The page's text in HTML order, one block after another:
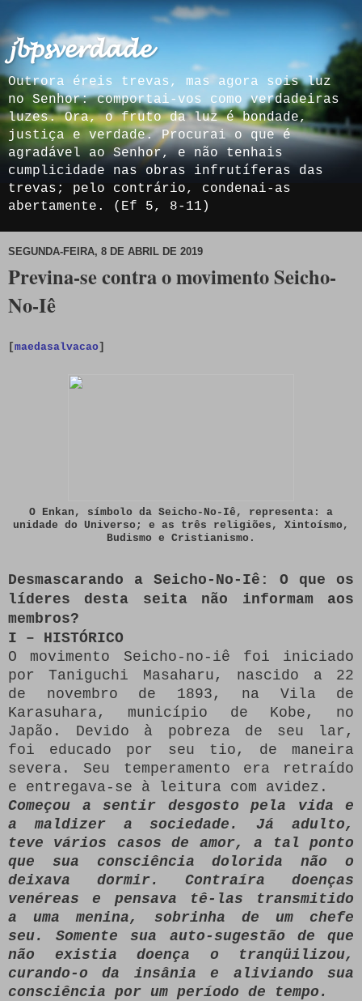
𝓳𝓫𝓹𝓼𝓿𝓮𝓻𝓭𝓪𝓭𝓮
Outrora éreis trevas, mas agora sois luz
no Senhor: comportai-vos como verdadeiras
luzes. Ora, o fruto da luz é bondade,
justiça e verdade. Procurai o que é
agradável ao Senhor, e não tenhais
cumplicidade nas obras infrutíferas das
trevas; pelo contrário, condenai-as
abertamente. (Ef 5, 8-11)
SEGUNDA-FEIRA, 8 DE ABRIL DE 2019
Previna-se contra o movimento Seicho-
No-Iê
[maedasalvacao]
O Enkan, símbolo da Seicho-No-Iê, representa: a
unidade do Universo; e as três religiões, Xintoísmo,
Budismo e Cristianismo.
Desmascarando a Seicho-No-Iê: O que os
líderes desta seita não informam aos
membros?
I – HISTÓRICO
O movimento Seicho-no-iê foi iniciado
por Taniguchi Masaharu, nascido a 22
de novembro de 1893, na Vila de
Karasuhara, município de Kobe, no
Japão. Devido à pobreza de seu lar,
foi educado por seu tio, de maneira
severa. Seu temperamento era retraído
e entregava-se à leitura com avidez.
Começou a sentir desgosto pela vida e
a maldizer a sociedade. Já adulto,
teve vários casos de amor, a tal ponto
que sua consciência dolorida não o
deixava dormir. Contraíra doenças
venéreas e pensava tê-las transmitido
a uma menina, sobrinha de um chefe
seu. Somente sua auto-sugestão de que
não existia doença o tranqüilizou,
curando-o da insânia e aliviando sua
consciência por um período de tempo.